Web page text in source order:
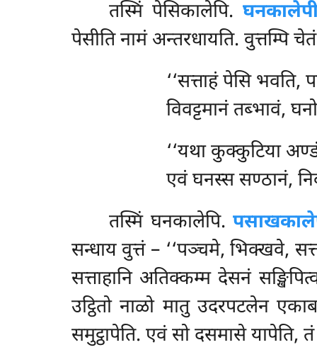
तस्मिं पेसिकालेपि.
पेसीति नामं अन्तरधायति. वुत्तम्पि
‘‘सत्ताहंपेसि भवति,
विवट्टमानं तब्भावं,
‘‘यथा कुक्कुटिया
एवं घनस्स सण्ठानं,
तस्मिं घनकालेपि.
सन्धाय वुत्तं – ‘‘पञ्चमे, भिक्खवे,
सत्ताहानि अतिक्कम्म देसनं
उट्ठितो नाळो मातु उदरपटलेन
समुट्ठापेति. एवं सो दसमासे यापेति, तं